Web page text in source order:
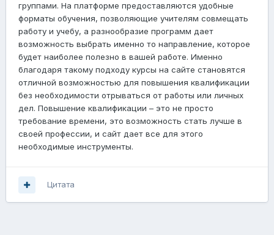
группами. На платформе предоставляются удобные
форматы обучения, позволяющие учителям совмещать
работу и учебу, а разнообразие программ дает
возможность выбрать именно то направление, которое
будет наиболее полезно в вашей работе. Именно
благодаря такому подходу курсы на сайте становятся
отличной возможностью для повышения квалификации
без необходимости отрываться от работы или личных
дел. Повышение квалификации – это не просто
требование времени, это возможность стать лучше в
своей профессии, и сайт дает все для этого
необходимые инструменты.
Цитата